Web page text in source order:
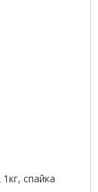
спайка